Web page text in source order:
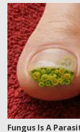
Fungus Is A